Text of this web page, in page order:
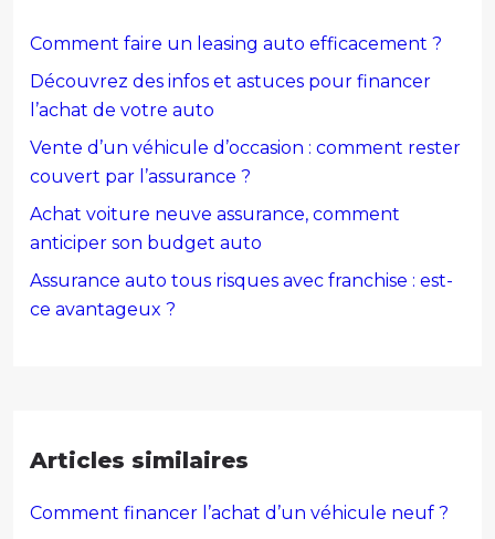
Comment faire un leasing auto efficacement ?
Découvrez des infos et astuces pour financer
l’achat de votre auto
Vente d’un véhicule d’occasion : comment rester
couvert par l’assurance ?
Achat voiture neuve assurance, comment
anticiper son budget auto
Assurance auto tous risques avec franchise : est-
ce avantageux ?
Articles similaires
Comment financer l’achat d’un véhicule neuf ?